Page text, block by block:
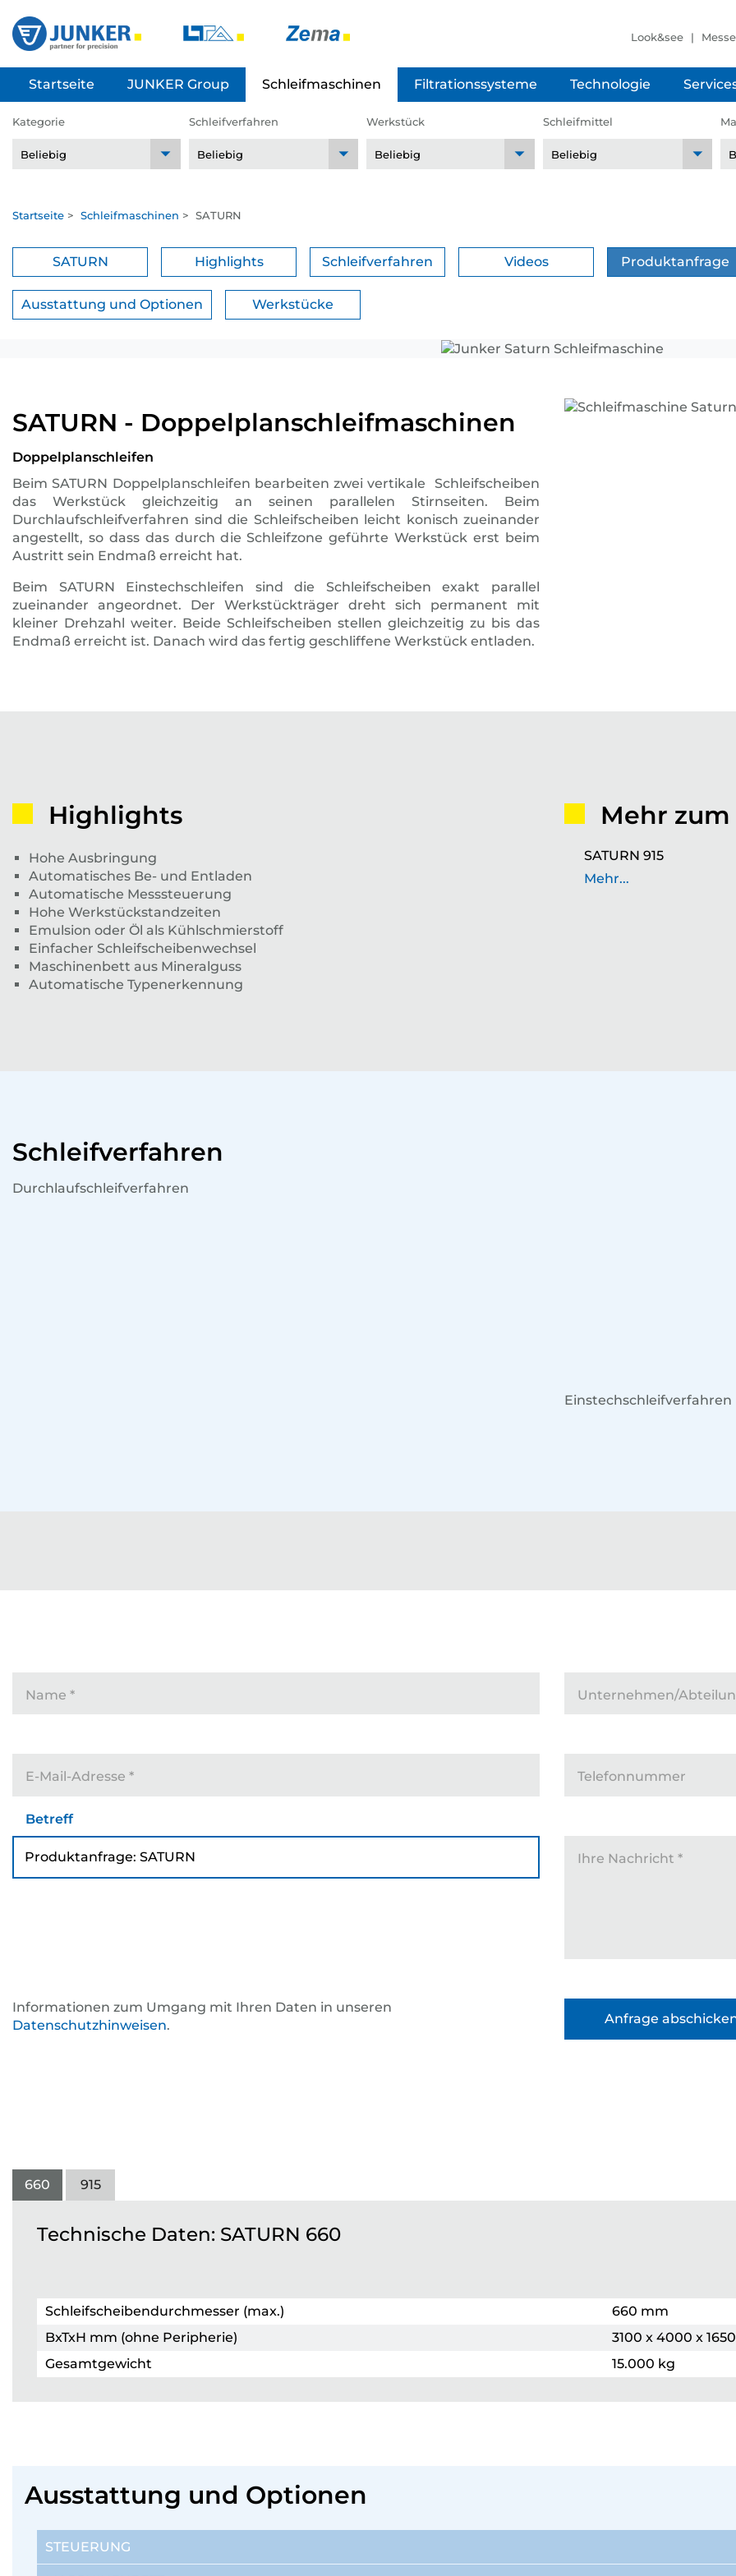
Look&see
Startseite JUNKER Group Schleifmaschinen Filtrationssysteme Technologie
Kategorie Schleifverfahren Werkstück Schleifmittel
Startseite > Schleifmaschinen > SATURN
SATURN Highlights Schleifverfahren Videos Produktanfrage
Ausstattung und Optionen Werkstücke
SATURN - Doppelplanschleifmaschinen
Doppelplanschleifen
Beim SATURN Doppelplanschleifen bearbeiten zwei vertikale Schleifscheiben
das Werkstück gleichzeitig an seinen parallelen Stirnseiten. Beim
Durchlaufschleifverfahren sind die Schleifscheiben leicht konisch zueinander
angestellt, so dass das durch die Schleifzone geführte Werkstück erst beim
Austritt sein Endmaß erreicht hat.
Beim SATURN Einstechschleifen sind die Schleifscheiben exakt parallel
zueinander angeordnet. Der Werkstückträger dreht sich permanent mit
kleiner Drehzahl weiter. Beide Schleifscheiben stellen gleichzeitig zu bis das
Endmaß erreicht ist. Danach wird das fertig geschliffene Werkstück entladen.
Highlights
Hohe Ausbringung
Automatisches Be- und Entladen
Automatische Messsteuerung
Hohe Werkstückstandzeiten
Emulsion oder Öl als Kühlschmierstoff
Einfacher Schleifscheibenwechsel
Maschinenbett aus Mineralguss
Automatische Typenerkennung
Mehr
SATURN 915
Mehr...
Schleifverfahren
Durchlaufschleifverfahren
Einstechschleifverfahren
Name * Unternehmen/
E-Mail-Adresse * Telefonnummer
Ihre Nachricht *
Informationen zum Umgang mit Ihren Daten in unseren
Datenschutzhinweisen.
660 915
Technische Daten: SATURN 660
Schleifscheibendurchmesser (max.)
660 mm
BxTxH mm (ohne Peripherie)
3100 x 4000 x 1650
Gesamtgewicht
15.000 kg
Ausstattung und Optionen
STEUERUNG